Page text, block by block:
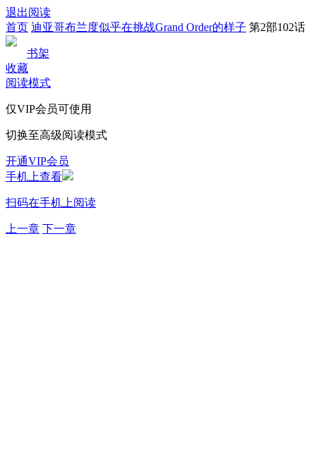
退出阅读
首页 迪亚哥布兰度似乎在挑战Grand Order的样子 第2部102话
书架
收藏
阅读模式
仅VIP会员可使用
切换至高级阅读模式
开通VIP会员
手机上查看
扫码在手机上阅读
上一章 下一章